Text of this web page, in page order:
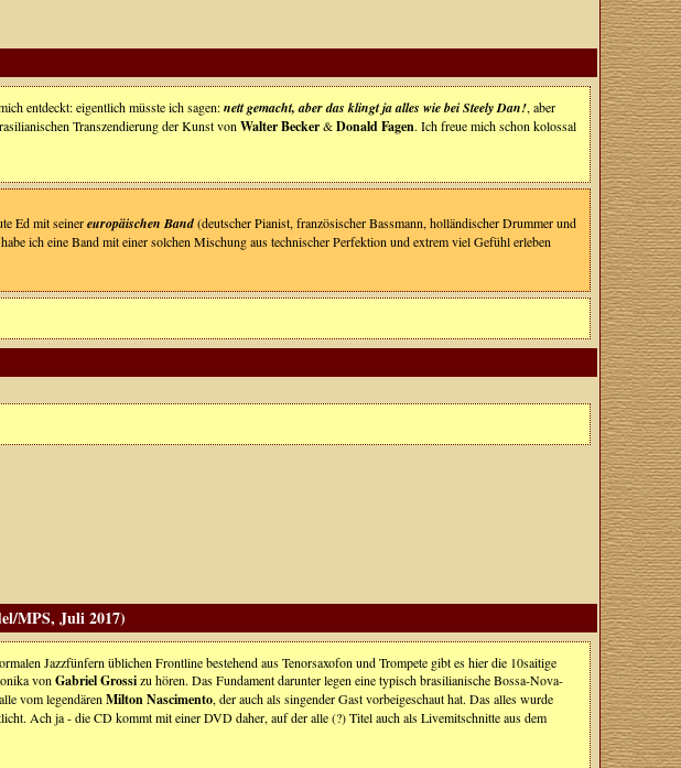
entdeckt: eigentlich müsste ich sagen:nett gemacht, aber das klingt ja alles wie bei Steely Dan!, aber
Transzendierung der Kunst vonWalter Becker&Donald Fagen. Ich freue mich schon kolossal
Ed mit seinereuropäischen Band(deutscher Pianist, französischer Bassmann, holländischer Drummer und
ich eine Band mit einer solchen Mischung aus technischer Perfektion und extrem viel Gefühl erleben
MPS, Juli 2017)
Jazzfünfern üblichen Frontline bestehend aus Tenorsaxofon und Trompete gibt es hier die 10saitige
vonGabriel Grossizu hören. Das Fundament darunter legen eine typisch brasilianische Bossa-Nova-
vom legendärenMilton Nascimento, der auch als singender Gast vorbeigeschaut hat. Das alles wurde
Ach ja - die CD kommt mit einer DVD daher, auf der alle (?) Titel auch als Livemitschnitte aus dem